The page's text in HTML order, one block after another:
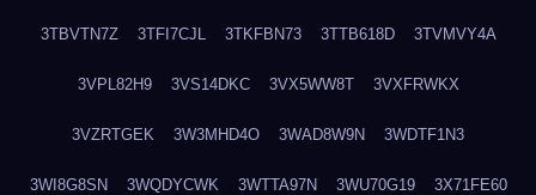
3TBVTN7Z 3TFI7CJL 3TKFBN73 3TTB618D 3TVMVY4A
3VPL82H9 3VS14DKC 3VX5WW8T 3VXFRWKX
3VZRTGEK 3W3MHD4O 3WAD8W9N 3WDTF1N3
3WI8G8SN 3WQDYCWK 3WTTA97N 3WU70G19 3X71FE60